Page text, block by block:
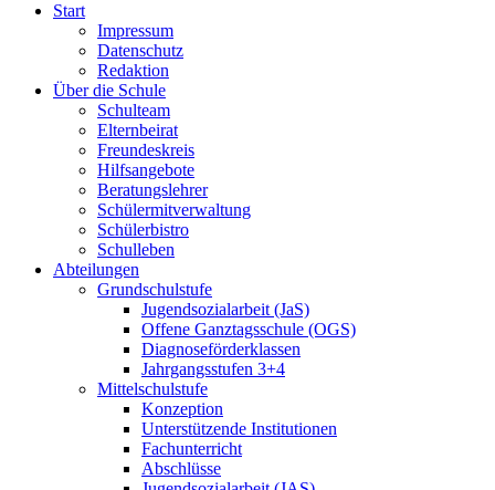
Start
Impressum
Datenschutz
Redaktion
Über die Schule
Schulteam
Elternbeirat
Freundeskreis
Hilfsangebote
Beratungslehrer
Schülermitverwaltung
Schülerbistro
Schulleben
Abteilungen
Grundschulstufe
Jugendsozialarbeit (JaS)
Offene Ganztagsschule (OGS)
Diagnoseförderklassen
Jahrgangsstufen 3+4
Mittelschulstufe
Konzeption
Unterstützende Institutionen
Fachunterricht
Abschlüsse